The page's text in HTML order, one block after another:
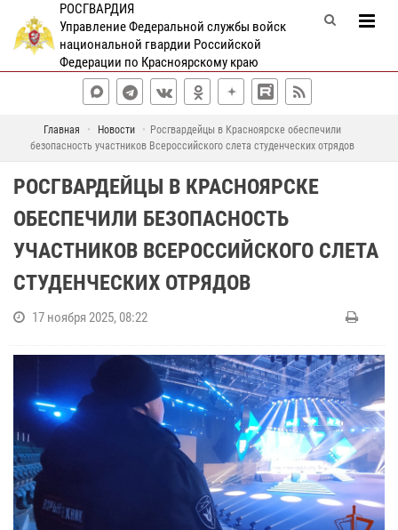
РОСГВАРДИЯ
Управление Федеральной службы войск
национальной гвардии Российской
Федерации по Красноярскому краю
Главная Новости
Росгвардейцы в Красноярске обеспечили
безопасность участников Всероссийского слета студенческих отрядов
РОСГВАРДЕЙЦЫ В КРАСНОЯРСКЕ
ОБЕСПЕЧИЛИ БЕЗОПАСНОСТЬ
УЧАСТНИКОВ ВСЕРОССИЙСКОГО СЛЕТА
СТУДЕНЧЕСКИХ ОТРЯДОВ
17 ноября 2025, 08:22